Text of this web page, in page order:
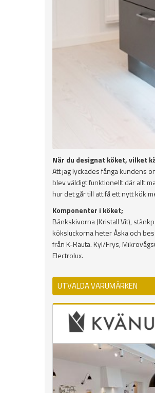
När du designat köket, vilket
Att jag lyckades fånga kundens
blev väldigt funktionellt där allt
hur det går till att få ett nytt kök
Komponenter i köket;
Bänkskivorna (Kristall Vit),
köksluckorna heter Åska och
från K-Rauta. Kyl/Frys,
Electrolux.
UTVALDA VARUMÄRKEN